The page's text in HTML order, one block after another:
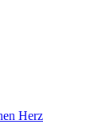
Herz